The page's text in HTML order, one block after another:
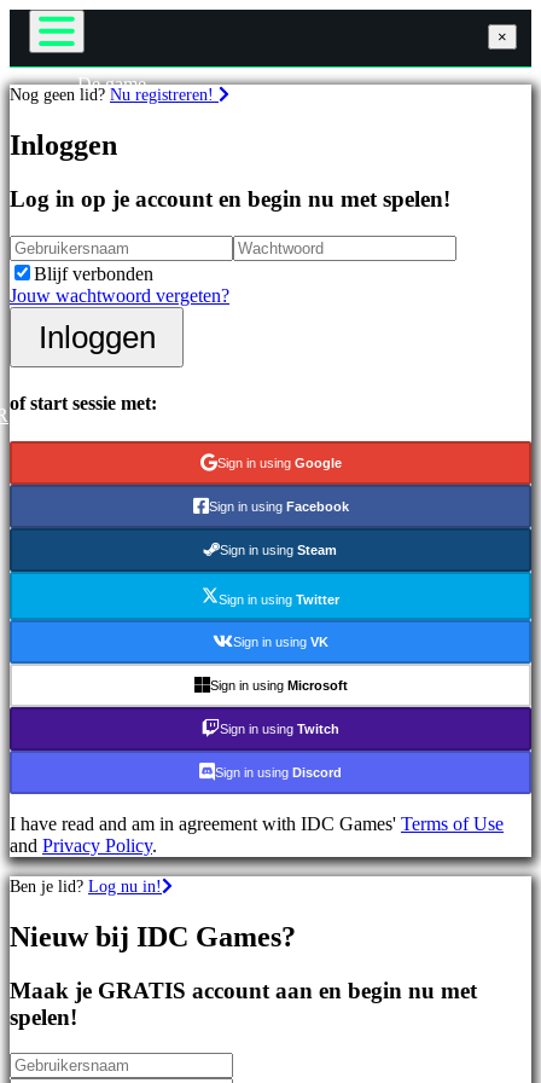
Uitgelichte
games
Nieuwe
uitgaven
Gratis
te
spelen
Categorieën
Strategiespellen
Adventuregames
MMO-
RPG-
Sportspellen
Racing
Casual
Indie
Simulation
Puzzle
games
Fighting
games
Demo's
Gemeenschap
Gameplay
In-
game
evenementen
De game
Gameplay
Nieuws
Handleidingen
Ondersteuning
Forums
Winkel
Registreren
×
Nog geen lid? Nu registreren!
Inloggen
Log in op je account en begin nu met spelen!
Blijf verbonden
Jouw wachtwoord vergeten?
Inloggen
of start sessie met:
Sign in using Google
Sign in using Facebook
Sign in using Steam
Sign in usingTwitter
Sign in using VK
Sign in using Microsoft
Sign in using Twitch
Sign in using Discord
I have read and am in agreement with IDC Games' Terms of Use
and Privacy Policy.
×
Ben je lid? Log nu in!
Nieuw bij IDC Games?
Maak je GRATIS account aan en begin nu met
spelen!
×